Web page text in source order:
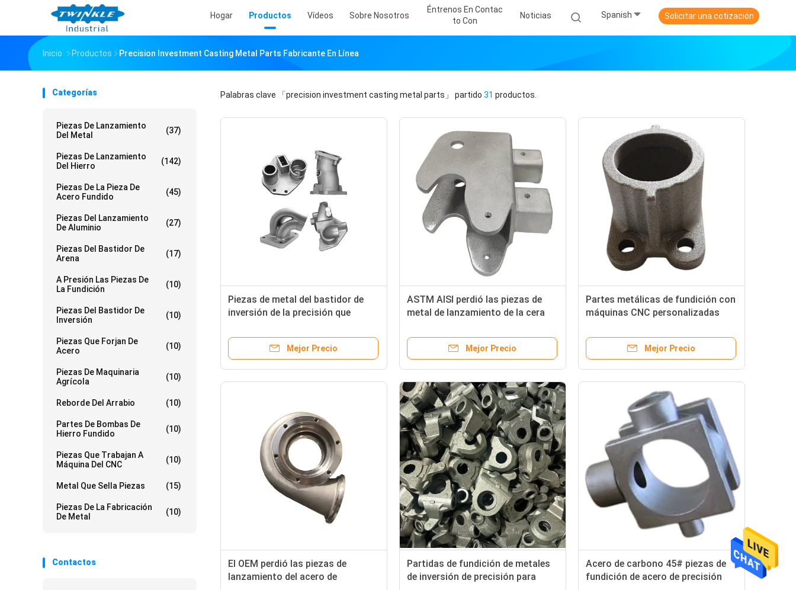
Hogar Productos Vídeos Sobre Nosotros
Éntrenos En Contac
To Con
Noticias Spanish Solicitar una cotización
Inicio Productos Precision Investment Casting Metal Parts Fabricante En Línea
Categorías
Piezas De Lanzamiento
Del Metal
(37)
Piezas De Lanzamiento
Del Hierro
(142)
Piezas De La Pieza De
Acero Fundido
(45)
Piezas Del Lanzamiento
De Aluminio
(27)
Piezas Del Bastidor De
Arena
(17)
A Presión Las Piezas De
La Fundición
(10)
Piezas Del Bastidor De
Inversión
(10)
Piezas Que Forjan De
Acero
(10)
Piezas De Maquinaria
Agrícola
(10)
Reborde Del Arrabio (10)
Partes De Bombas De
Hierro Fundido
(10)
Piezas Que Trabajan A
Máquina Del CNC
(10)
Metal Que Sella Piezas (15)
Piezas De La Fabricación
De Metal
(10)
Contactos
Palabras clave 「precision investment casting metal parts」 partido 31 productos.
Piezas de metal del bastidor de
inversión de la precisión que
la precisión de acero
Mejor Precio
ASTM AISI perdió las piezas de
metal de lanzamiento de la cera
térmico
Mejor Precio
Partes metálicas de fundición con
máquinas CNC personalizadas
Mejor Precio
El OEM perdió las piezas de
lanzamiento del acero de
Partidas de fundición de metales
de inversión de precisión para
Acero de carbono 45# piezas de
fundición de acero de precisión